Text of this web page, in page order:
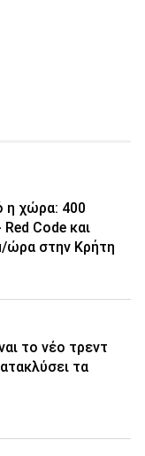
η χώρα: 400
Code και
ώρα στην Κρήτη
το νέο τρεντ
τα